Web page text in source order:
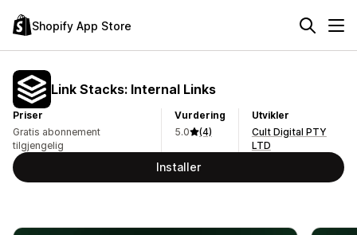
Shopify App Store
Link Stacks: Internal Links
Priser
Gratis abonnement
tilgjengelig
Vurdering
5.0
(4)
Utvikler
Cult Digital PTY
LTD
Installer